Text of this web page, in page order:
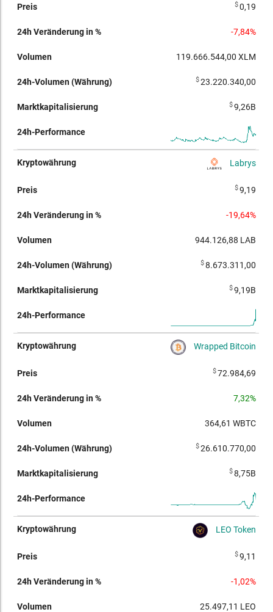
$0,19
-7,84%
119.666.544,00 XLM
$23.220.340,00
$9,26B
Labrys
$9,19
-19,64%
944.126,88 LAB
$8.673.311,00
$9,19B
Wrapped Bitcoin
$72.984,69
7,32%
364,61 WBTC
$26.610.770,00
$8,75B
LEO Token
$9,11
-1,02%
25.497,11 LEO